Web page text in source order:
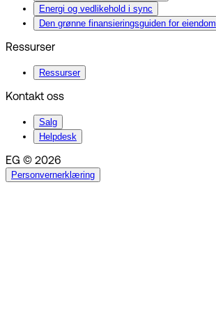
Energi og vedlikehold i sync
Den grønne finansieringsguiden for eiendom
Ressurser
Ressurser
Kontakt oss
Salg
Helpdesk
EG © 2026
Personvernerklæring